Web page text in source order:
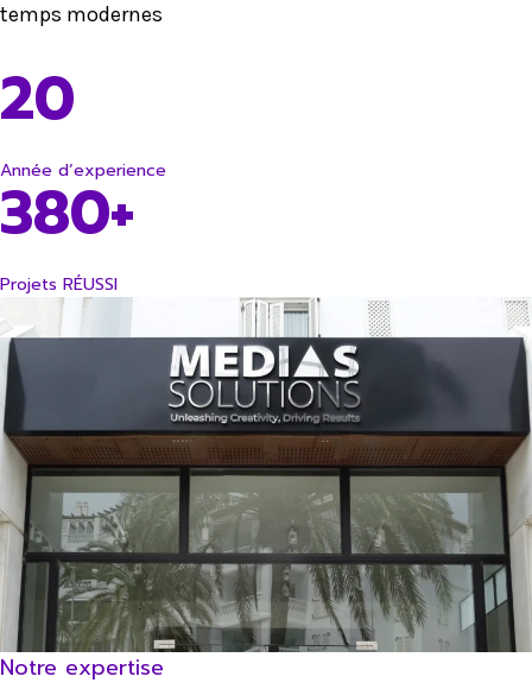
temps modernes
20
Année d’experience
380+
Projets RÉUSSI
Notre expertise